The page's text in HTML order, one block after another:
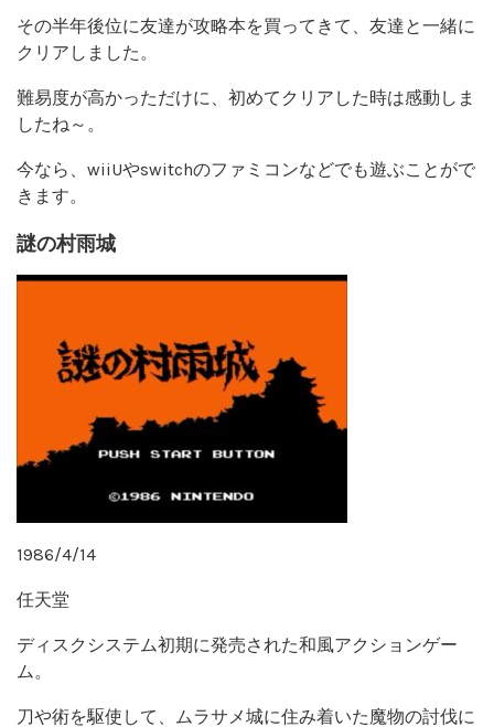
その半年後位に友達が攻略本を買ってきて、友達と一緒に
クリアしました。
難易度が高かっただけに、初めてクリアした時は感動しま
したね～。
今なら、wiiUやswitchのファミコンなどでも遊ぶことがで
きます。
謎の村雨城
1986/4/14
任天堂
ディスクシステム初期に発売された和風アクションゲー
ム。
刀や術を駆使して、ムラサメ城に住み着いた魔物の討伐に